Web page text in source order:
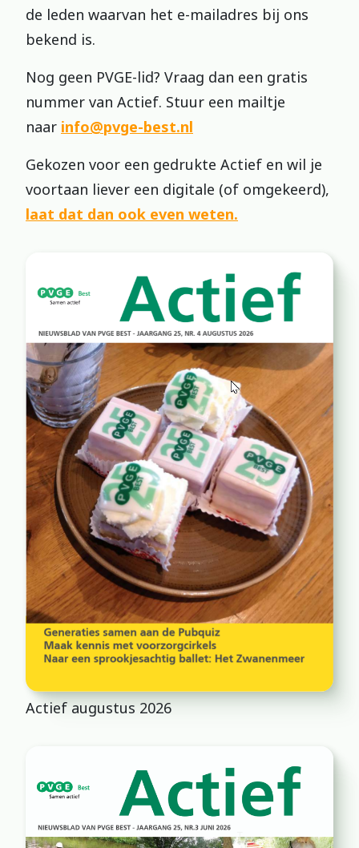
de leden waarvan het e-mailadres bij ons
bekend is.
Nog geen PVGE-lid? Vraag dan een gratis
nummer van Actief. Stuur een mailtje
naar info@pvge-best.nl
Gekozen voor een gedrukte Actief en wil je
voortaan liever een digitale (of omgekeerd),
laat dat dan ook even weten.
Actief augustus 2026